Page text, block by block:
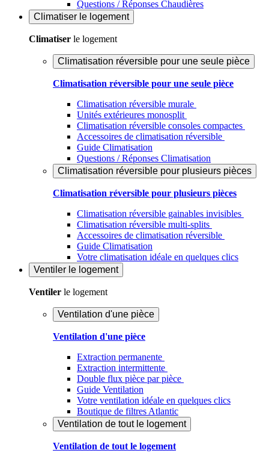
Questions / Réponses Chaudières
Climatiser le logement
Climatiser le logement
Climatisation réversible pour une seule pièce
Climatisation réversible pour une seule pièce
Climatisation réversible murale
Unités extérieures monosplit
Climatisation réversible consoles compactes
Accessoires de climatisation réversible
Guide Climatisation
Questions / Réponses Climatisation
Climatisation réversible pour plusieurs pièces
Climatisation réversible pour plusieurs pièces
Climatisation réversible gainables invisibles
Climatisation réversible multi-splits
Accessoires de climatisation réversible
Guide Climatisation
Votre climatisation idéale en quelques clics
Ventiler le logement
Ventiler le logement
Ventilation d'une pièce
Ventilation d'une pièce
Extraction permanente
Extraction intermittente
Double flux pièce par pièce
Guide Ventilation
Votre ventilation idéale en quelques clics
Boutique de filtres Atlantic
Ventilation de tout le logement
Ventilation de tout le logement